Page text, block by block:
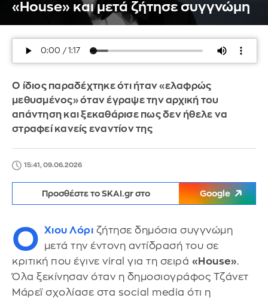
«House» και μετά ζήτησε συγγνώμη
Ο ίδιος παραδέχτηκε ότι ήταν «ελαφρώς
μεθυσμένος» όταν έγραψε την αρχική του
απάντηση και ξεκαθάρισε πως δεν ήθελε να
στραφεί κανείς εναντίον της
15:41, 09.06.2026
Προσθέστε το SKAI.gr στο Google
Ο Χιου Λόρι ζήτησε δημόσια συγγνώμη
μετά την έντονη αντίδρασή του σε
κριτική που έγινε viral για τη σειρά «House».
Όλα ξεκίνησαν όταν η δημοσιογράφος Τζάνετ
Μάρεϊ σχολίασε στα social media ότι η